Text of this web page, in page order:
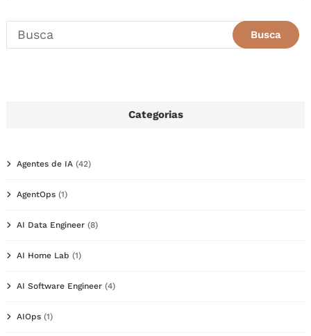
Categorias
Agentes de IA (42)
AgentOps (1)
AI Data Engineer (8)
AI Home Lab (1)
AI Software Engineer (4)
AIOps (1)